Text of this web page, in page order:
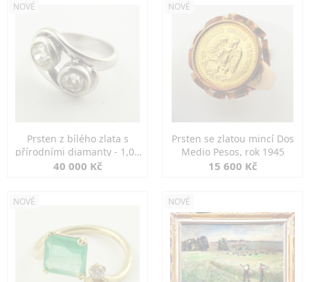
NOVÉ
Prsten z bílého zlata s
přírodními diamanty - 1,00
ct
40 000 Kč
NOVÉ
Prsten se zlatou mincí Dos
Medio Pesos, rok 1945
15 600 Kč
NOVÉ NOVÉ